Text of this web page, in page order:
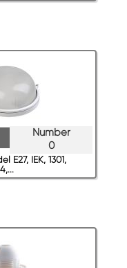
Number
0
E27, IEK, 1301,